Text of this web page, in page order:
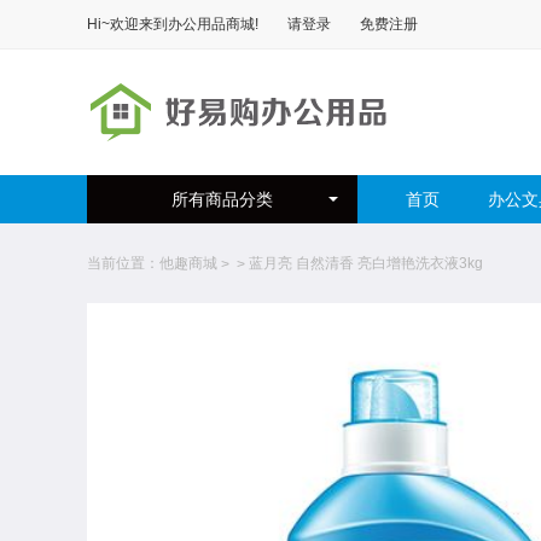
Hi~欢迎来到 办公用品商城! 请登录 免费注册
所有商品分类 首页 办公
当前位置： 他趣商城 > > 蓝月亮 自然清香 亮白增艳洗衣液3kg